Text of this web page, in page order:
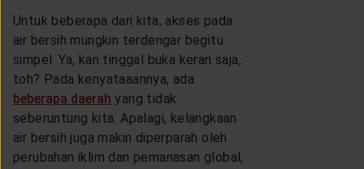
Untuk beberapa dari kita, akses pada
air bersih mungkin terdengar begitu
simpel. Ya, kan tinggal buka keran saja,
toh? Pada kenyataaannya, ada
beberapa daerah yang tidak
seberuntung kita. Apalagi, kelangkaan
air bersih juga makin diperparah oleh
perubahan iklim dan pemanasan global,